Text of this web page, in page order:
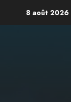
8 août 2026